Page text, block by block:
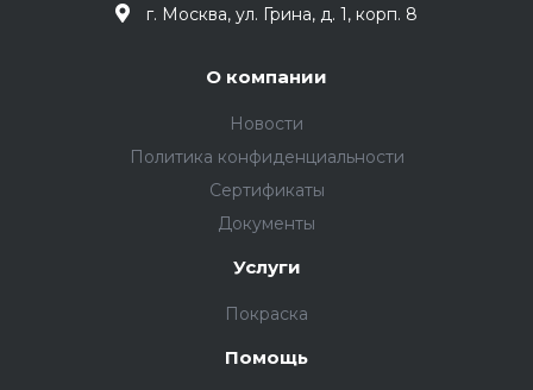
г. Москва, ул. Грина, д. 1, корп. 8
О компании
Новости
Политика конфиденциальности
Сертификаты
Документы
Услуги
Покраска
Помощь